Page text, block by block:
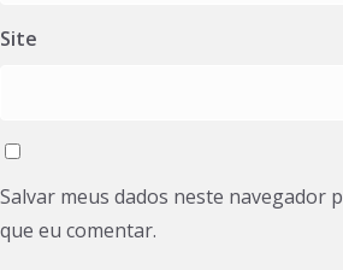
Site
Salvar meus dados neste navegador
que eu comentar.